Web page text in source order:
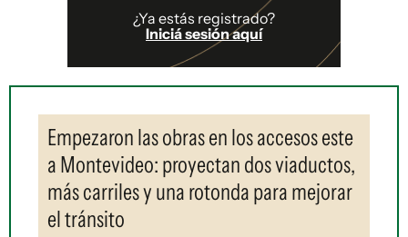
¿Ya estás registrado?
Iniciá sesión aquí
Empezaron las obras en los accesos este
a Montevideo: proyectan dos viaductos,
más carriles y una rotonda para mejorar
el tránsito